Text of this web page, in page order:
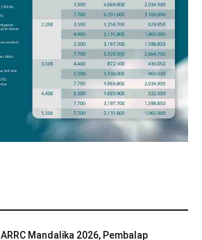
ARRC Mandalika 2026, Pembalap